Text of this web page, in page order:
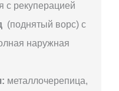
с рекуперацией
(поднятый ворс) с
наружная
металлочерепица,